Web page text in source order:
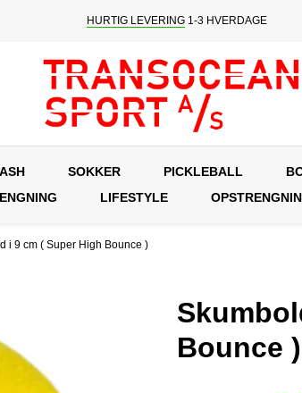
HURTIG LEVERING1-3 HVERDAGE
SOKKER PICKLEBALL
LIFESTYLE
i 9 cm ( Super High Bounce )
Bounce )